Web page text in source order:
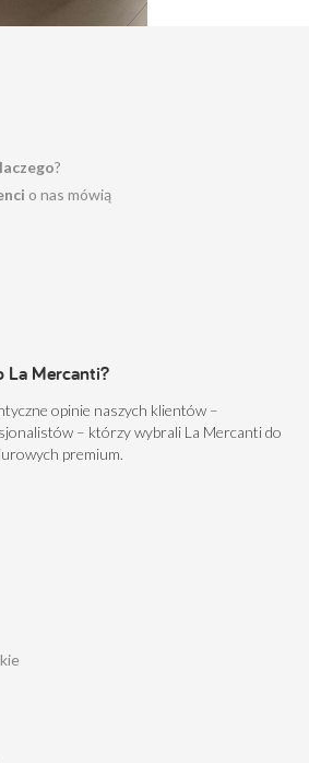
?
o nas mówią
La Mercanti?
opinie naszych klientów –
– którzy wybrali La Mercanti do
premium.